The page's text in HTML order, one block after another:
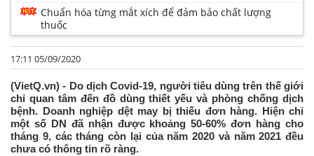
Chuẩn hóa từng mắt xích để đảm bảo chất lượng
thuốc
17:11 05/09/2020
(VietQ.vn) - Do dịch Covid-19, người tiêu dùng trên thế giới
chỉ quan tâm đến đồ dùng thiết yếu và phòng chống dịch
bệnh. Doanh nghiệp dệt may bị thiếu đơn hàng. Hiện chỉ
một số DN đã nhận được khoảng 50-60% đơn hàng cho
tháng 9, các tháng còn lại của năm 2020 và năm 2021 đều
chưa có thông tin rõ ràng.